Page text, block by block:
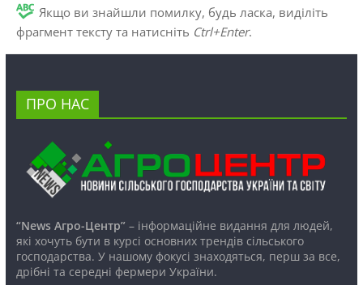
Якщо ви знайшли помилку, будь ласка, виділіть
фрагмент тексту та натисніть Ctrl+Enter.
ПРО НАС
“News Агро-Центр”– інформаційне видання для людей,
які хочуть бути в курсі основних трендів сільського
господарства. У нашому фокусі знаходяться, перш за все,
дрібні та середні фермери України.